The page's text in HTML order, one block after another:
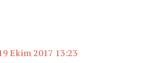
Ekim 2017 13:23